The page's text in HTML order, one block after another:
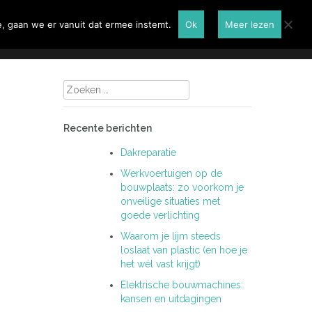
Renovatie Contactformulier
Zoeken
naar:
Recente berichten
Dakreparatie
Werkvoertuigen op de
bouwplaats: zo voorkom je
onveilige situaties met
goede verlichting
Waarom je lijm steeds
loslaat van plastic (en hoe je
het wél vast krijgt)
Elektrische bouwmachines:
kansen en uitdagingen
gaan we er vanuit dat ermee instemt. Ok Meer lezen